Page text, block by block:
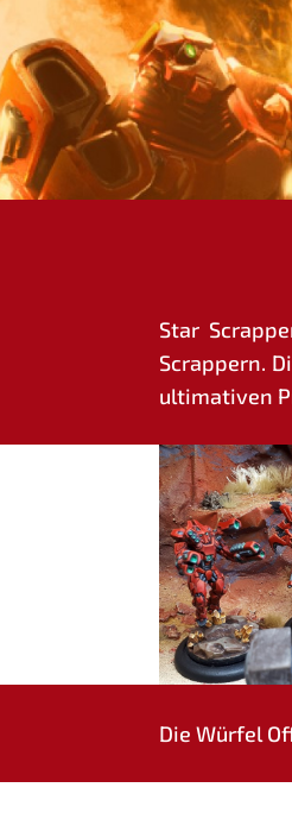
Star
Scrap­pern.
ulti­ma­ti­ven
Die Wür­fel